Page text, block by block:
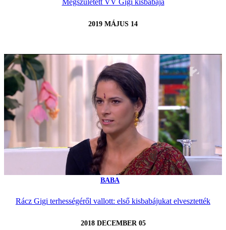
Megszületett VV Gigi kisbabája
2019 MÁJUS 14
BABA
Rácz Gigi terhességéről vallott: első kisbabájukat elvesztették
2018 DECEMBER 05